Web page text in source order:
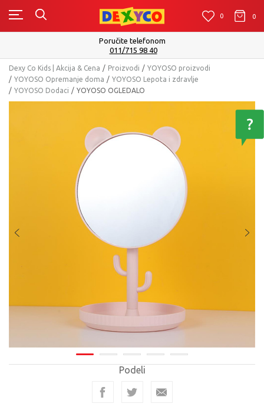
0 0 0
Isporuku možete očekivati u roku od 2 do 4 radna
Pogledaj više
Dexy Co Kids | Akcija & Cena Proizvodi
YOYOSO proizvodi
YOYOSO Opremanje doma
YOYOSO Lepota i zdravlje
YOYOSO Dodaci
YOYOSO OGLEDALO
Podeli